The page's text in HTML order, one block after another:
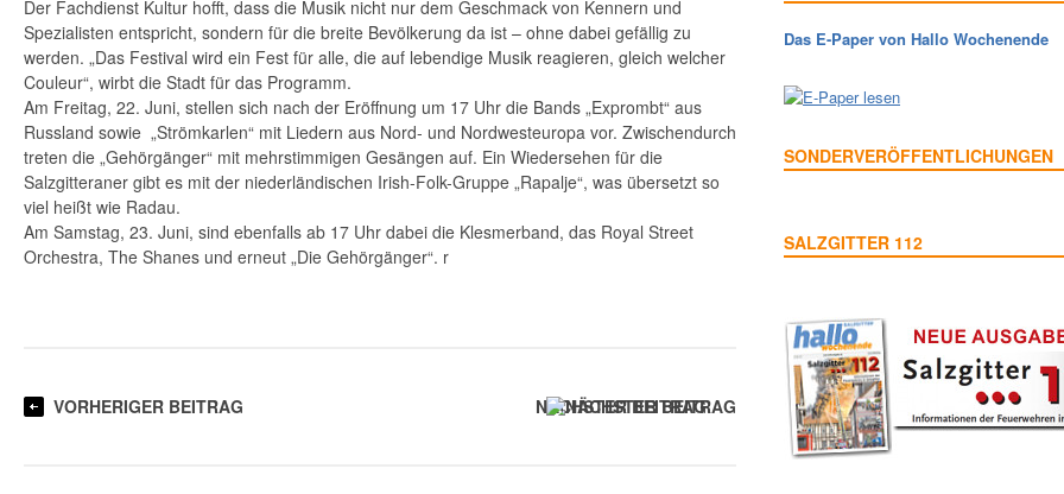
Der Fachdienst Kultur hofft, dass die Musik nicht nur dem Geschmack von Kennern und
Spezialisten entspricht, sondern für die breite Bevölkerung da ist – ohne dabei gefällig zu
werden. „Das Festival wird ein Fest für alle, die auf lebendige Musik reagieren, gleich welcher
Couleur“, wirbt die Stadt für das Programm.
Am Freitag, 22. Juni, stellen sich nach der Eröffnung um 17 Uhr die Bands „Exprombt“ aus
Russland sowie „Strömkarlen“ mit Liedern aus Nord- und Nordwesteuropa vor. Zwischendurch
treten die „Gehörgänger“ mit mehrstimmigen Gesängen auf. Ein Wiedersehen für die
Salzgitteraner gibt es mit der niederländischen Irish-Folk-Gruppe „Rapalje“, was übersetzt so
viel heißt wie Radau.
Am Samstag, 23. Juni, sind ebenfalls ab 17 Uhr dabei die Klesmerband, das Royal Street
Orchestra, The Shanes und erneut „Die Gehörgänger“. r
VORHERIGER BEITRAG NÄCHSTER BEITRAG
Das E-Paper von Hallo Wochenende
SONDERVERÖFFENTLICHUNGEN
SALZGITTER 112